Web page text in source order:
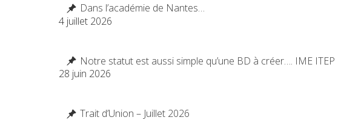
Dans l’académie de Nantes…
4 juillet 2026
Notre statut est aussi simple qu’une BD à créer…. IME ITEP
28 juin 2026
Trait d’Union – Juillet 2026